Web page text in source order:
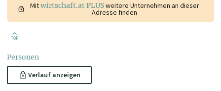
Mitwirtschaft.at PLUSweitere Unternehmen an dieser
Adresse finden
TOP
Personen
Verlauf anzeigen